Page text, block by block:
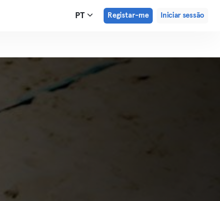
PT Registar-me Iniciar sessão